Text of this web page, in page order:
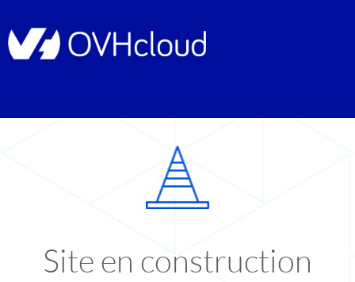
Site en construction